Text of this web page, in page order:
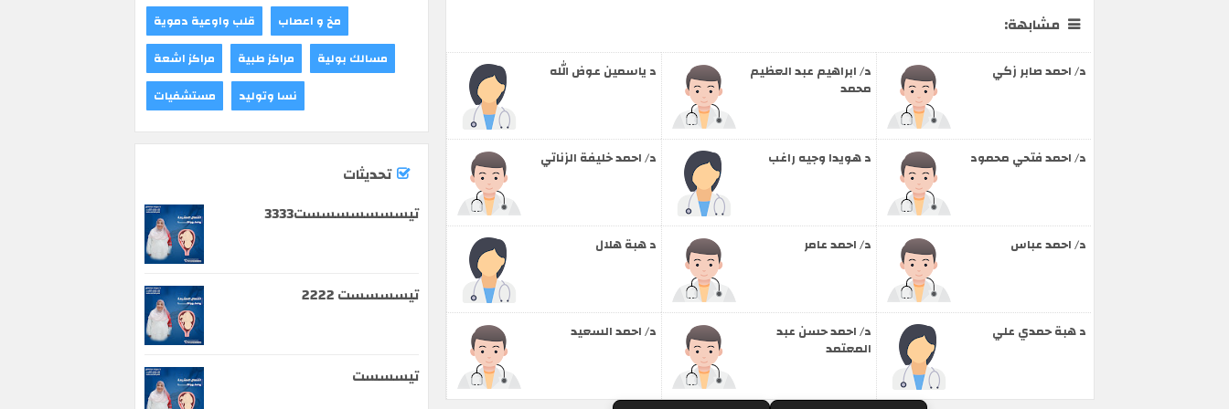
مشابهة:
د ياسمين عوض الله د/ ابراهيم عبد العظيم
محمد
د/ احمد صابر زكي
د/ احمد خليفة الزناتي د هويدا وجيه راغب د/ احمد فتحي محمود
د هبة هلال د/ احمد عامر د/ احمد عباس
د/ احمد السعيد د/ احمد حسن عبد
المعتمد
د هبة حمدي علي
قلب واوعية دموية
مخ و اعصاب
مراكز اشعة
مراكز طبية
مسالك بولية
مستشفيات
نسا وتوليد
تحديثات
تيسسسسسسست3333
تيسسسست 2222
تيسسست